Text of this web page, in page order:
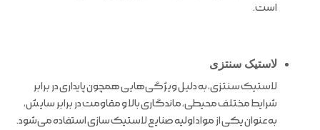
است.
لاستیک سنتزی
لاستیک سنتزی، به دلیل ویژگی‌هایی همچون پایداری در برابر
شرایط مختلف محیطی، ماندگاری بالا و مقاومت در برابر سایش،
به عنوان یکی از مواد اولیه صنایع لاستیک سازی استفاده می‌شود.